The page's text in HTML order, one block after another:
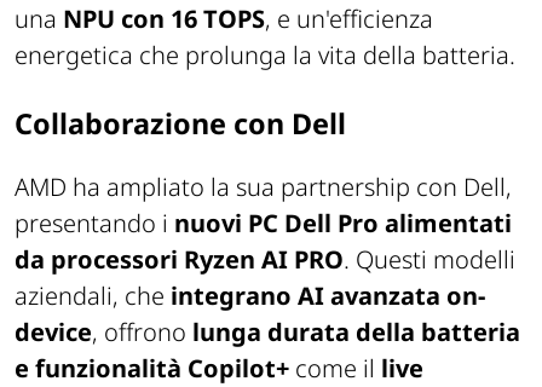
una NPU con 16 TOPS, e un'efficienza
energetica che prolunga la vita della batteria.
Collaborazione con Dell
AMD ha ampliato la sua partnership con Dell,
presentando i nuovi PC Dell Pro alimentati
da processori Ryzen AI PRO. Questi modelli
aziendali, che integrano AI avanzata on-
device, offrono lunga durata della batteria
e funzionalità Copilot+ come il live